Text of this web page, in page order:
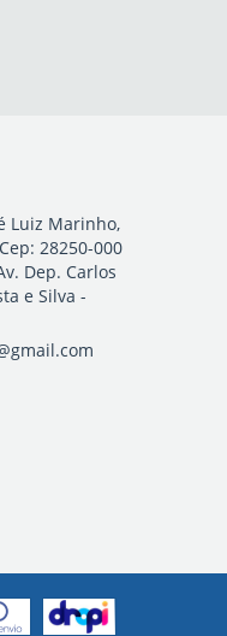
Luiz Marinho,
28250-000
Dep. Carlos
e Silva -